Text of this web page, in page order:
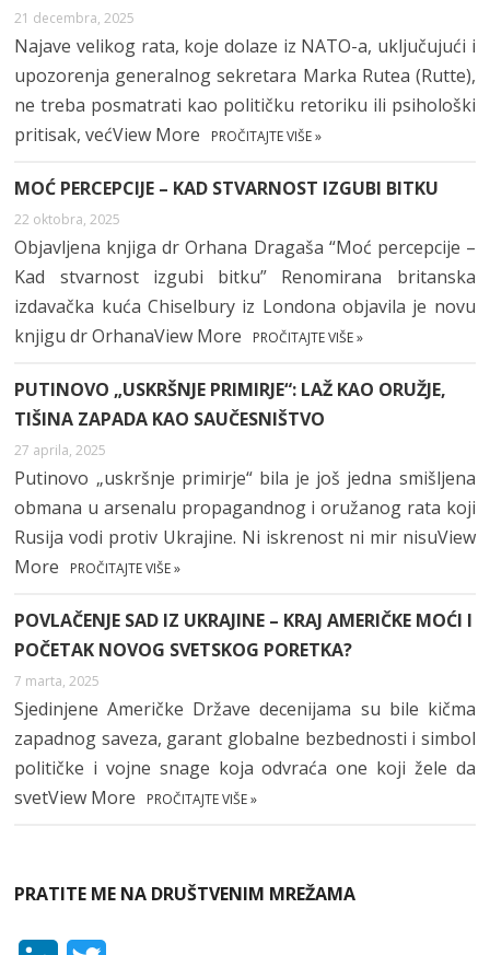
21 decembra, 2025
Najave velikog rata, koje dolaze iz NATO-a, uključujući i
upozorenja generalnog sekretara Marka Rutea (Rutte),
ne treba posmatrati kao političku retoriku ili psihološki
pritisak, većView More
PROČITAJTE VIŠE »
MOĆ PERCEPCIJE – KAD STVARNOST IZGUBI BITKU
22 oktobra, 2025
Objavljena knjiga dr Orhana Dragaša “Moć percepcije –
Kad stvarnost izgubi bitku” Renomirana britanska
izdavačka kuća Chiselbury iz Londona objavila je novu
knjigu dr OrhanaView More
PROČITAJTE VIŠE »
PUTINOVO „USKRŠNJE PRIMIRJE“: LAŽ KAO ORUŽJE,
TIŠINA ZAPADA KAO SAUČESNIŠTVO
27 aprila, 2025
Putinovo „uskršnje primirje“ bila je još jedna smišljena
obmana u arsenalu propagandnog i oružanog rata koji
Rusija vodi protiv Ukrajine. Ni iskrenost ni mir nisuView
More
PROČITAJTE VIŠE »
POVLAČENJE SAD IZ UKRAJINE – KRAJ AMERIČKE MOĆI I
POČETAK NOVOG SVETSKOG PORETKA?
7 marta, 2025
Sjedinjene Američke Države decenijama su bile kičma
zapadnog saveza, garant globalne bezbednosti i simbol
političke i vojne snage koja odvraća one koji žele da
svetView More
PROČITAJTE VIŠE »
PRATITE ME NA DRUŠTVENIM MREŽAMA